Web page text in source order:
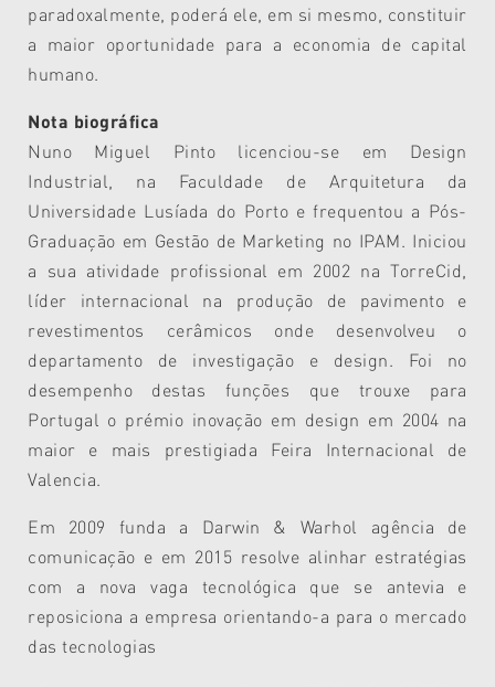
paradoxalmente, poderá ele, em si mesmo, constituir
a maior oportunidade para a economia de capital
humano.
Nota biográfica
Nuno Miguel Pinto licenciou-se em Design
Industrial, na Faculdade de Arquitetura da
Universidade Lusíada do Porto e frequentou a Pós-
Graduação em Gestão de Marketing no IPAM. Iniciou
a sua atividade profissional em 2002 na TorreCid,
líder internacional na produção de pavimento e
revestimentos cerâmicos onde desenvolveu o
departamento de investigação e design. Foi no
desempenho destas funções que trouxe para
Portugal o prémio inovação em design em 2004 na
maior e mais prestigiada Feira Internacional de
Valencia.
Em 2009 funda a Darwin & Warhol agência de
comunicação e em 2015 resolve alinhar estratégias
com a nova vaga tecnológica que se antevia e
reposiciona a empresa orientando-a para o mercado
das tecnologias